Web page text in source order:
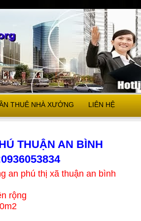
THUÊ NHÀ XƯỞNG LIÊN HỆ
THUẬN AN BÌNH
an phú thị xã thuận an bình
rộng